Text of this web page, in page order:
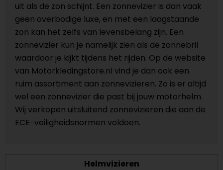
uit als de zon schijnt. Een zonnevizier is dan vaak
geen overbodige luxe, en met een laagstaande
zon kan het zelfs van levensbelang zijn. Een
zonnevizier kun je namelijk zien als de zonnebril
waardoor je kijkt tijdens het rijden. Op de website
van Motorkledingstore.nl vind je dan ook een
ruim assortiment aan zonnevizieren. Zo is er altijd
wel een zonnevizier die past bij jouw motorhelm.
Wij verkopen uitsluitend zonnevizieren die aan de
ECE-veiligheidsnormen voldoen.
Helmvizieren